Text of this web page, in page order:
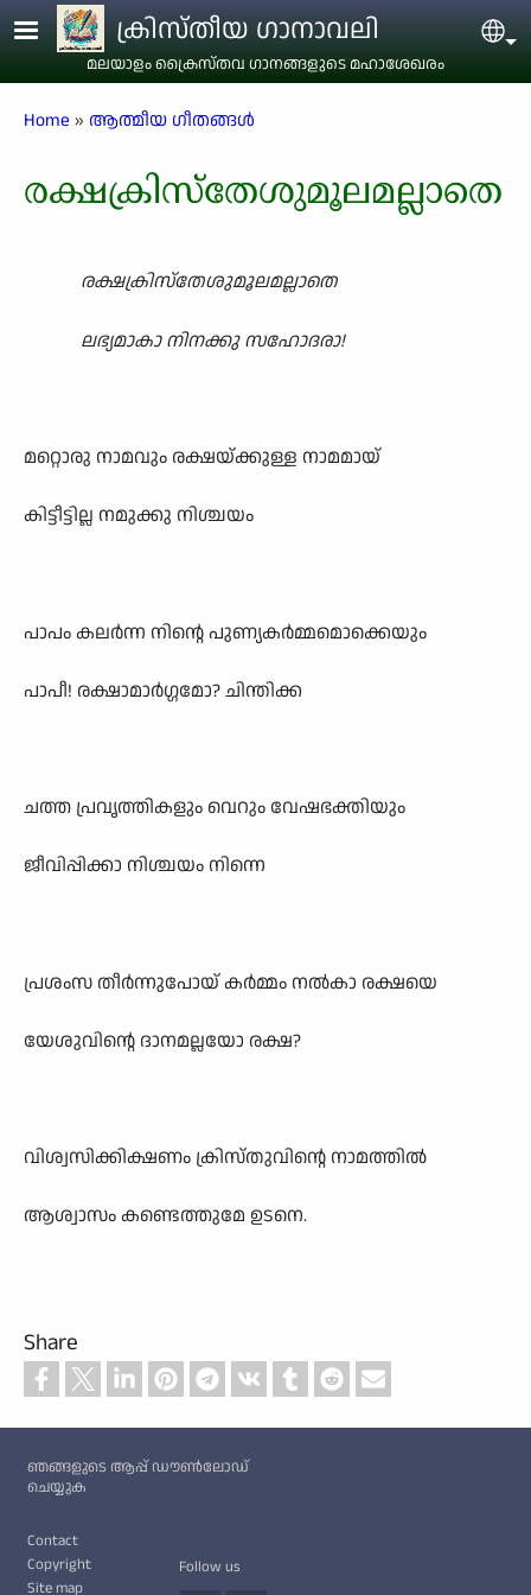
Skip to main contentക്രിസ്തീയ ഗാനാവലി
മലയാളം ക്രൈസ്തവ ഗാനങ്ങളുടെ മഹാശേഖരം
Breadcrumb
Home ആത്മീയ ഗീതങ്ങൾ
രക്ഷക്രിസ്തേശുമൂലമല്ലാതെ
രക്ഷക്രിസ്തേശുമൂലമല്ലാതെ
ലഭ്യമാകാ നിനക്കു സഹോദരാ!
മറ്റൊരു നാമവും രക്ഷയ്ക്കുള്ള നാമമായ്
കിട്ടീട്ടില്ല നമുക്കു നിശ്ചയം
പാപം കലർന്ന നിന്റെ പുണ്യകർമ്മമൊക്കെയും
പാപീ! രക്ഷാമാർഗ്ഗമോ? ചിന്തിക്ക
ചത്ത പ്രവൃത്തികളും വെറും വേഷഭക്തിയും
ജീവിപ്പിക്കാ നിശ്ചയം നിന്നെ
പ്രശംസ തീർന്നുപോയ് കർമ്മം നൽകാ രക്ഷയെ
യേശുവിന്റെ ദാനമല്ലയോ രക്ഷ?
വിശ്വസിക്കിക്ഷണം ക്രിസ്തുവിന്റെ നാമത്തിൽ
ആശ്വാസം കണ്ടെത്തുമേ ഉടനെ.
Share
ഞങ്ങളുടെ ആപ്പ് ഡൗൺലോഡ്
ചെയ്യുക
Footer
Contact
Copyright
Site map
Follow us